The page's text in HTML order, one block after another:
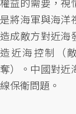
權益的需要，視
是將海軍與海洋
造成敵方對近海
造近海控制（
奪）。中國對近
線保衛問題。